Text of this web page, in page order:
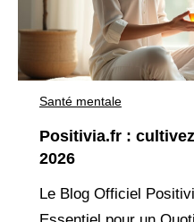
Santé mentale
Positivia.fr :
2026
Le Blog Officiel